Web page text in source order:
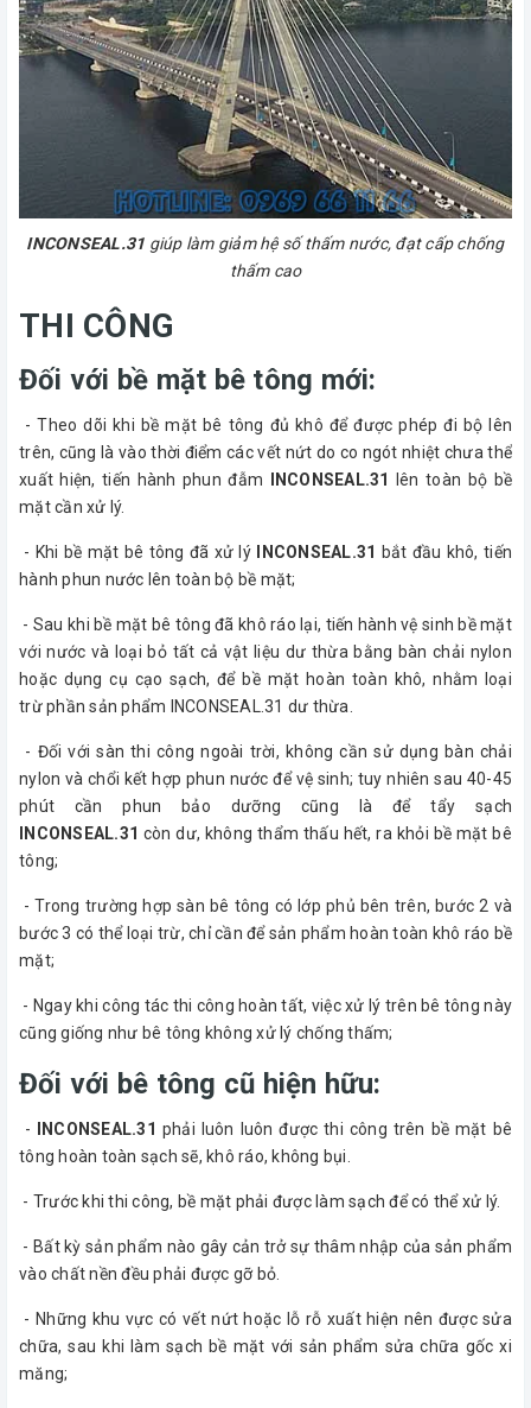
INCONSEAL.31 giúp làm giảm hệ số thấm nước, đạt cấp chống
thấm cao
THI CÔNG
Đối với bề mặt bê tông mới:
- Theo dõi khi bề mặt bê tông đủ khô để được phép đi bộ lên
trên, cũng là vào thời điểm các vết nứt do co ngót nhiệt chưa thể
xuất hiện, tiến hành phun đẫm
INCONSEAL.31
lên toàn bộ bề
mặt cần xử lý.
- Khi bề mặt bê tông đã xử lý INCONSEAL.31
bắt đầu khô, tiến
hành phun nước lên toàn bộ bề mặt;
- Sau khi bề mặt bê tông đã khô ráo lại, tiến hành vệ sinh bề mặt
với nước và loại bỏ tất cả vật liệu dư thừa bằng bàn chải nylon
hoặc dụng cụ cạo sạch, để bề mặt hoàn toàn khô, nhằm loại
trừ phần sản phẩm INCONSEAL.31 dư thừa.
- Đối với sàn thi công ngoài trời, không cần sử dụng bàn chải
nylon và chổi kết hợp phun nước để vệ sinh; tuy nhiên sau 40-45
phút cần phun bảo dưỡng cũng là để tẩy sạch
INCONSEAL.31 còn dư, không thẩm thấu hết, ra khỏi bề mặt bê
tông;
- Trong trường hợp sàn bê tông có lớp phủ bên trên, bước 2 và
bước 3 có thể loại trừ, chỉ cần để sản phẩm hoàn toàn khô ráo bề
mặt;
- Ngay khi công tác thi công hoàn tất, việc xử lý trên bê tông này
cũng giống như bê tông không xử lý chống thấm;
Đối với bê tông cũ hiện hữu:
- INCONSEAL.31 phải luôn luôn được thi công trên bề mặt bê
tông hoàn toàn sạch sẽ, khô ráo, không bụi.
- Trước khi thi công, bề mặt phải được làm sạch để có thể xử lý.
- Bất kỳ sản phẩm nào gây cản trở sự thâm nhập của sản phẩm
vào chất nền đều phải được gỡ bỏ.
- Những khu vực có vết nứt hoặc lỗ rỗ xuất hiện nên được sửa
chữa, sau khi làm sạch bề mặt với sản phẩm sửa chữa gốc xi
măng;